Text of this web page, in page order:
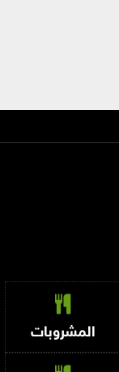
المشروبات